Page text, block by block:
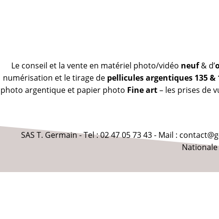
Le conseil et la vente en matériel photo/vidéo neuf& d’
numérisation et le tirage de pellicules argentiques 135 &
photo argentique et papier photo Fine art– les prises de
SAS T. Germain - Tel : 02 47 05 73 43 - Mail :